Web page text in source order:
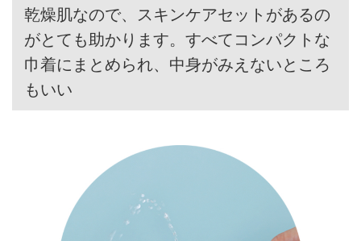
乾燥肌なので、スキンケアセットがあるの
がとても助かります。すべてコンパクトな
巾着にまとめられ、中身がみえないところ
もいい